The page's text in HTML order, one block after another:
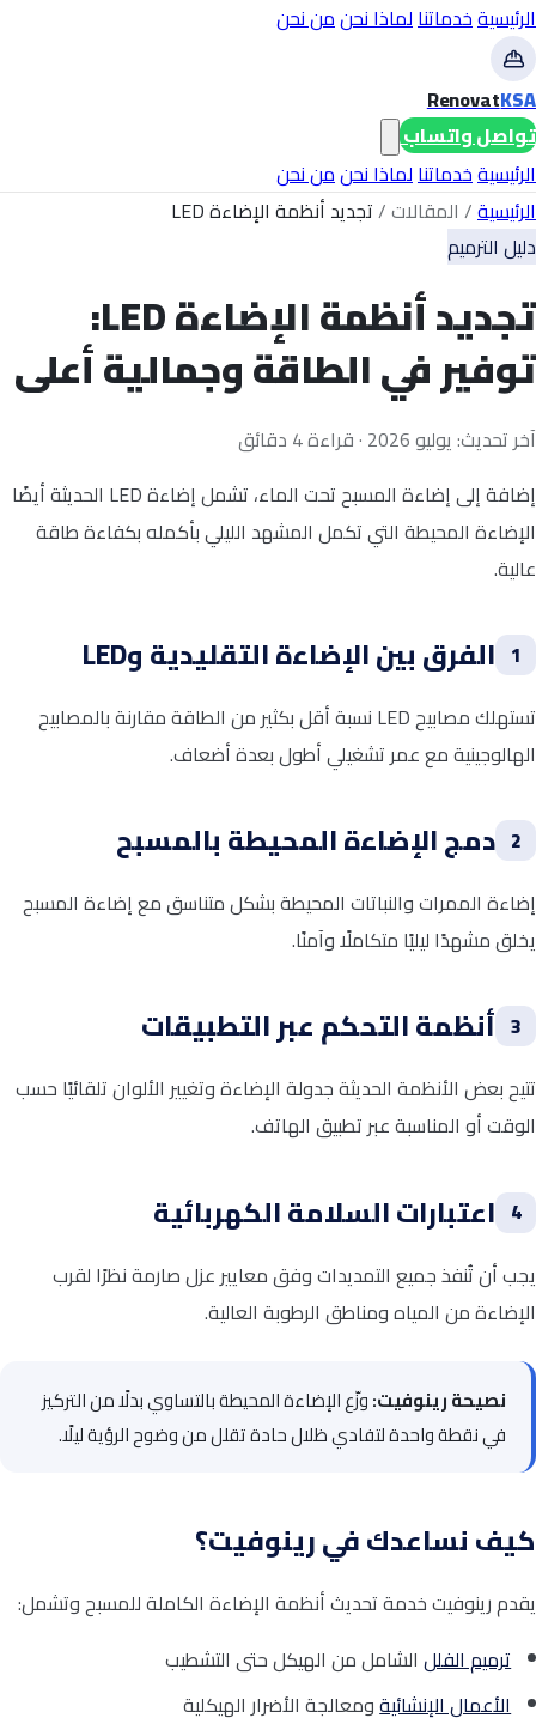
الرئيسيةخدماتنالماذا نحنمن نحن
RenovatKSA
تواصل واتساب
الرئيسيةخدماتنالماذا نحنمن نحن
الرئيسية/ المقالات/تجديد أنظمة الإضاءة LED
دليل الترميم
تجديد أنظمة الإضاءة LED:
توفير في الطاقة وجمالية أعلى
آخر تحديث: يوليو 2026 · قراءة 4 دقائق
إضافة إلى إضاءة المسبح تحت الماء، تشمل إضاءة LED الحديثة أيضًا
الإضاءة المحيطة التي تكمل المشهد الليلي بأكمله بكفاءة طاقة
عالية.
1 الفرق بين الإضاءة التقليدية وLED
تستهلك مصابيح LED نسبة أقل بكثير من الطاقة مقارنة بالمصابيح
الهالوجينية مع عمر تشغيلي أطول بعدة أضعاف.
2 دمج الإضاءة المحيطة بالمسبح
إضاءة الممرات والنباتات المحيطة بشكل متناسق مع إضاءة المسبح
يخلق مشهدًا ليليًا متكاملًا وآمنًا.
3 أنظمة التحكم عبر التطبيقات
تتيح بعض الأنظمة الحديثة جدولة الإضاءة وتغيير الألوان تلقائيًا حسب
الوقت أو المناسبة عبر تطبيق الهاتف.
4 اعتبارات السلامة الكهربائية
يجب أن تُنفذ جميع التمديدات وفق معايير عزل صارمة نظرًا لقرب
الإضاءة من المياه ومناطق الرطوبة العالية.
نصيحة رينوفيت:وزّع الإضاءة المحيطة بالتساوي بدلًا من التركيز
في نقطة واحدة لتفادي ظلال حادة تقلل من وضوح الرؤية ليلًا.
كيف نساعدك في رينوفيت؟
يقدم رينوفيت خدمة تحديث أنظمة الإضاءة الكاملة للمسبح وتشمل:
ترميم الفللالشامل من الهيكل حتى التشطيب
الأعمال الإنشائيةومعالجة الأضرار الهيكلية